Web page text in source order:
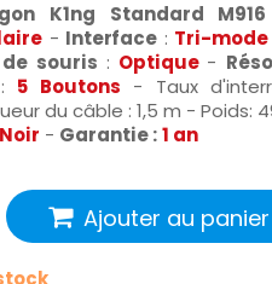
K1ng Standard
- Interface : Tri-mode
souris : Optique -
: 5 Boutons - Taux
du câble : 1,5 m - Poids:
Noir - Garantie :1 an
Ajouter au panier